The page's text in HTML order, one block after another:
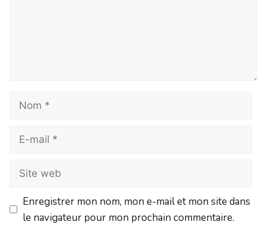
Enregistrer mon nom, mon e-mail et mon site dans
le navigateur pour mon prochain commentaire.